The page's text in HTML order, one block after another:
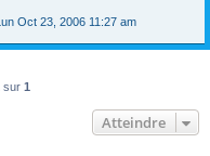
Lun Oct 23, 2006 11:27 am
sur 1
Atteindre